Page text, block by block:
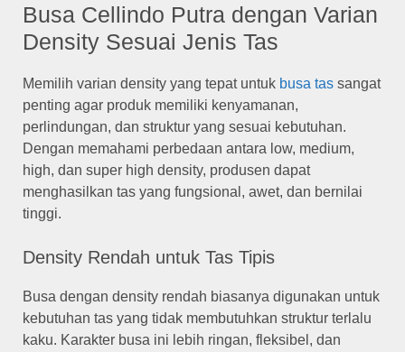
Busa Cellindo Putra dengan Varian
Density Sesuai Jenis Tas
Memilih varian density yang tepat untuk busa tas sangat
penting agar produk memiliki kenyamanan,
perlindungan, dan struktur yang sesuai kebutuhan.
Dengan memahami perbedaan antara low, medium,
high, dan super high density, produsen dapat
menghasilkan tas yang fungsional, awet, dan bernilai
tinggi.
Density Rendah untuk Tas Tipis
Busa dengan density rendah biasanya digunakan untuk
kebutuhan tas yang tidak membutuhkan struktur terlalu
kaku. Karakter busa ini lebih ringan, fleksibel, dan